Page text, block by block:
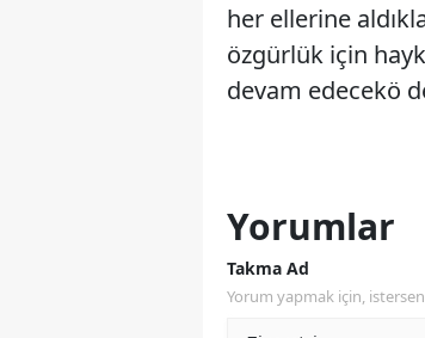
her ellerine
özgürlük için
devam edecekö
Yorumlar
Takma Ad
Yorum yapmak için,